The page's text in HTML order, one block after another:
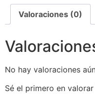
Valoraciones (0)
No hay valoraciones
Sé el primero en